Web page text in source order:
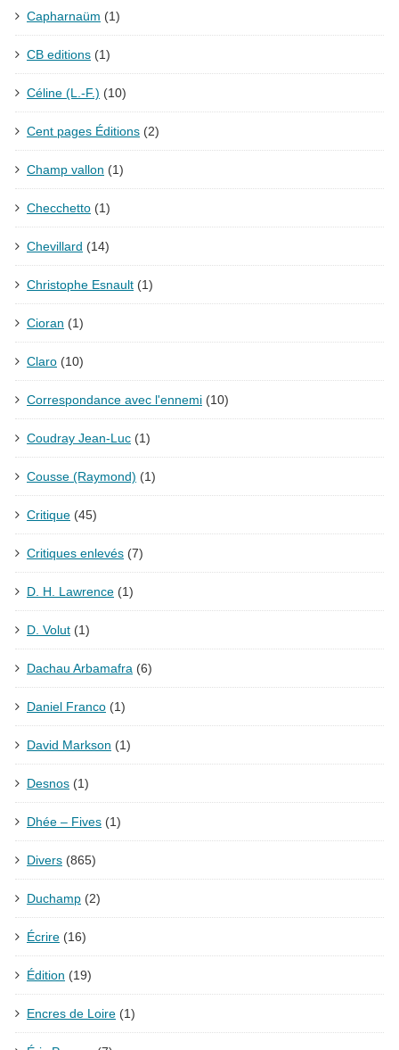
Capharnaüm (1)
CB editions (1)
Céline (L.-F.) (10)
Cent pages Éditions (2)
Champ vallon (1)
Checchetto (1)
Chevillard (14)
Christophe Esnault (1)
Cioran (1)
Claro (10)
Correspondance avec l'ennemi (10)
Coudray Jean-Luc (1)
Cousse (Raymond) (1)
Critique (45)
Critiques enlevés (7)
D. H. Lawrence (1)
D. Volut (1)
Dachau Arbamafra (6)
Daniel Franco (1)
David Markson (1)
Desnos (1)
Dhée – Fives (1)
Divers (865)
Duchamp (2)
Écrire (16)
Édition (19)
Encres de Loire (1)